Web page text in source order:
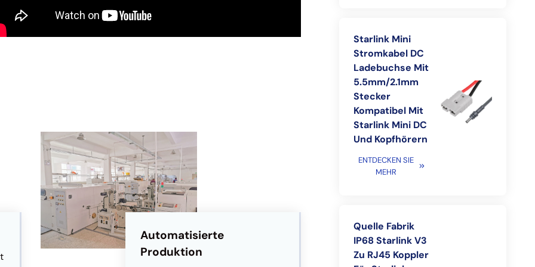
Automatisierte
Produktion
Starlink Mini
Stromkabel DC
Ladebuchse Mit
5.5mm/2.1mm
Stecker
Kompatibel Mit
Starlink Mini DC
Und Kopfhörern
ENTDECKEN SIE
MEHR
Quelle Fabrik
IP68 Starlink V3
Zu RJ45 Koppler